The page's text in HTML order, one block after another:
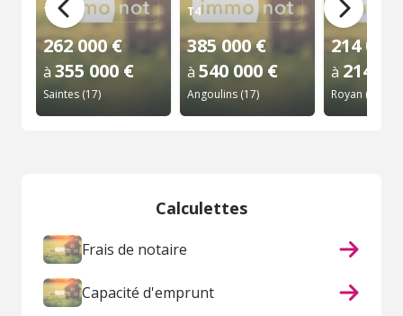
T2
262 000 €
à 355 000 €
Saintes (17)
T4
385 000 €
à 540 000 €
Angoulins (17)
T2
214 000
à 214
Royan (17)
Calculettes
Frais de notaire
Capacité d'emprunt